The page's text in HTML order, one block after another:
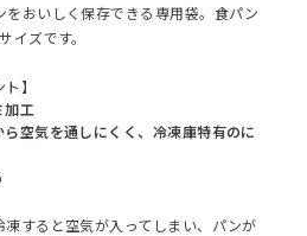
おいしく保存できる専用袋。食パン
イズです。
】
加工
空気を通しにくく、冷凍庫特有のに
すると空気が入ってしまい、パンが